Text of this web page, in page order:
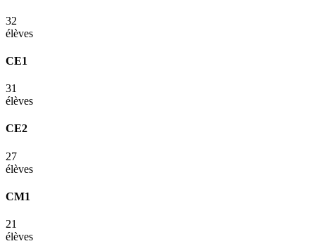
32
élèves
CE1
31
élèves
CE2
27
élèves
CM1
21
élèves